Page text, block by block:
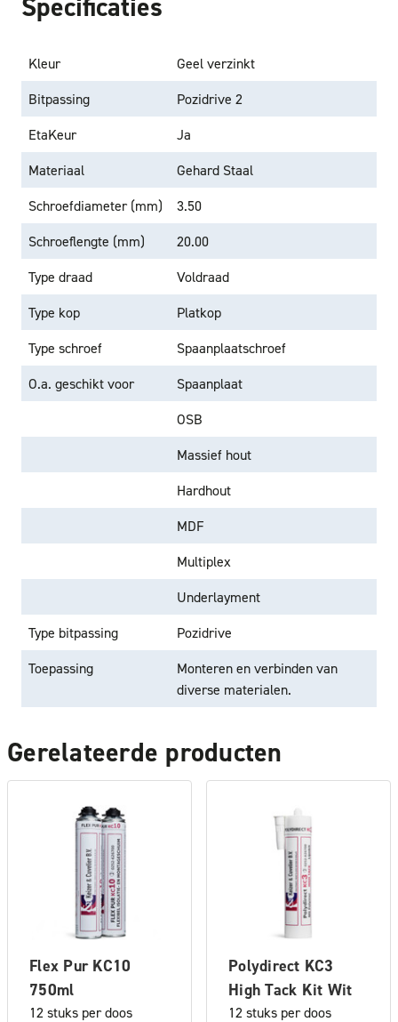
Kleur
Geel verzinkt
Bitpassing
Pozidrive 2
EtaKeur
Ja
Materiaal
Gehard Staal
Schroefdiameter (mm)
3.50
Schroeflengte (mm)
20.00
Type draad
Voldraad
Type kop
Platkop
Type schroef
Spaanplaatschroef
O.a. geschikt voor
Spaanplaat
OSB
Massief hout
Hardhout
MDF
Multiplex
Underlayment
Type bitpassing
Pozidrive
Toepassing
Monteren en verbinden van
diverse materialen.
Gerelateerde producten
Flex Pur KC10
750ml
12 stuks per doos
Polydirect KC3
High Tack Kit Wit
12 stuks per doos